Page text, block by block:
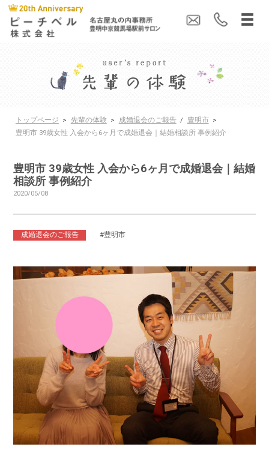
トップページ > 先輩の体験 > 成婚退会のご報告 / 豊明市 >
豊明市 39歳女性 入会から6ヶ月で成婚退会｜結婚相談所 事例紹介
豊明市 39歳女性 入会から6ヶ月で成婚退会｜結婚
相談所 事例紹介
2020/05/08
成婚退会のご報告 #豊明市